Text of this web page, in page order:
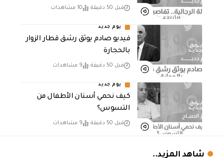
قبل 50 دقيقة 10 مشاهدات
يوم جديد
فيديو صادم يوثق رشق قطار الزوار
بالحجارة
قبل 50 دقيقة 9 مشاهدات
يوم جديد
كيف نحمي أسنان الأطفال من
التسوس؟
قبل 50 دقيقة 9 مشاهدات
شاهد المزيد..